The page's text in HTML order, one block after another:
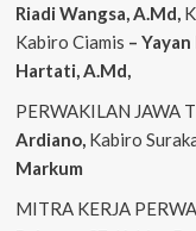
Riadi Wangsa, A.Md,
Kabiro Ciamis – Yayan
Hartati, A.Md,
PERWAKILAN JAWA
Ardiano, Kabiro
Markum
MITRA KERJA